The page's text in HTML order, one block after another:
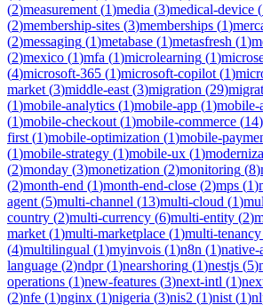
(2)measurement (1)media (3)medical-device (
(2)membership-sites (3)memberships (1)
(2)messaging (1)metabase (1)metasfresh (1)
(2)mexico (1)mfa (1)microlearning (1)
(4)microsoft-365 (1)microsoft-copilot (1)
market (3)middle-east (3)migration (29)
(1)mobile-analytics (1)mobile-app (1)mobile-
(1)mobile-checkout (1)mobile-commerce (14)
first (1)mobile-optimization (1)mobile-
(1)mobile-strategy (1)mobile-ux (1)
(2)monday (3)monetization (2)monitoring (8)
(2)month-end (1)month-end-close (2)mps (1)
agent (5)multi-channel (13)multi-cloud (1)
country (2)multi-currency (6)multi-entity (2)
market (1)multi-marketplace (1)multi-tenancy
(4)multilingual (1)myinvois (1)n8n (1)native-
language (2)ndpr(1)nearshoring (1)nestjs (5)
operations (1)new-features (3)next-intl (1)
(2)nfe (1)nginx (1)nigeria (3)nis2 (1)nist (1)